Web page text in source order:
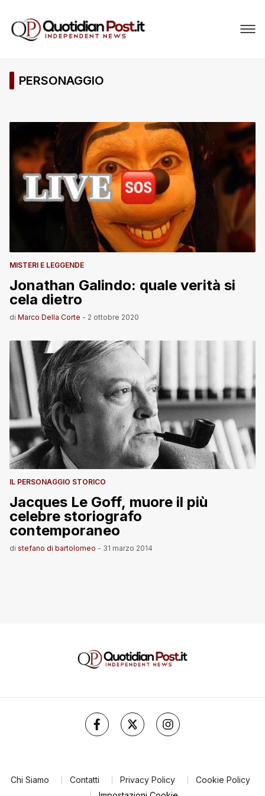
PERSONAGGIO
MISTERI E LEGGENDE
Jonathan Galindo: quale verità si
cela dietro
di Marco Della Corte - 2 ottobre 2020
IL PERSONAGGIO STORICO
Jacques Le Goff, muore il più
celebre storiografo
contemporaneo
di stefano di bartolomeo - 31 marzo 2014
Chi Siamo Contatti Privacy Policy
Cookie Policy